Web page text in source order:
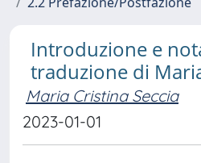
Introduzione e
traduzione di
Maria Cristina Seccia
2023-01-01